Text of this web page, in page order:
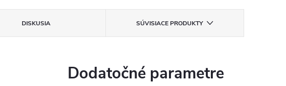
DISKUSIA SÚVISIACE PRODUKTY
Dodatočné parametre